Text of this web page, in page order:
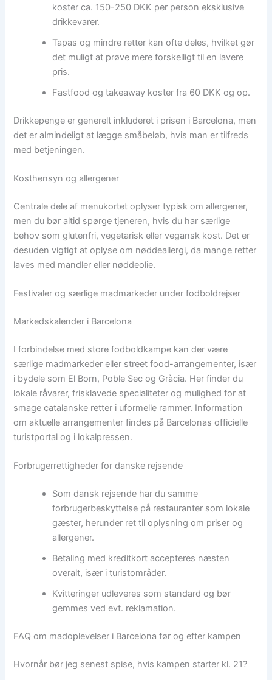
koster ca. 150-250 DKK per person eksklusive
drikkevarer.
Tapas og mindre retter kan ofte deles, hvilket gør
det muligt at prøve mere forskelligt til en lavere
pris.
Fastfood og takeaway koster fra 60 DKK og op.
Drikkepenge er generelt inkluderet i prisen i Barcelona, men
det er almindeligt at lægge småbeløb, hvis man er tilfreds
med betjeningen.
Kosthensyn og allergener
Centrale dele af menukortet oplyser typisk om allergener,
men du bør altid spørge tjeneren, hvis du har særlige
behov som glutenfri, vegetarisk eller vegansk kost. Det er
desuden vigtigt at oplyse om nøddeallergi, da mange retter
laves med mandler eller nøddeolie.
Festivaler og særlige madmarkeder under fodboldrejser
Markedskalender i Barcelona
I forbindelse med store fodboldkampe kan der være
særlige madmarkeder eller street food-arrangementer, især
i bydele som El Born, Poble Sec og Gràcia. Her finder du
lokale råvarer, frisklavede specialiteter og mulighed for at
smage catalanske retter i uformelle rammer. Information
om aktuelle arrangementer findes på Barcelonas officielle
turistportal og i lokalpressen.
Forbrugerrettigheder for danske rejsende
Som dansk rejsende har du samme
forbrugerbeskyttelse på restauranter som lokale
gæster, herunder ret til oplysning om priser og
allergener.
Betaling med kreditkort accepteres næsten
overalt, især i turistområder.
Kvitteringer udleveres som standard og bør
gemmes ved evt. reklamation.
FAQ om madoplevelser i Barcelona før og efter kampen
Hvornår bør jeg senest spise, hvis kampen starter kl. 21?